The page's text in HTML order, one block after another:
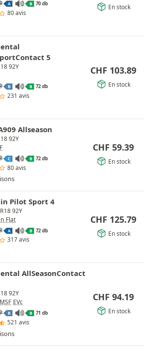
A B 70 db
80 avis
En stock
5
92Y
B B 72 db
231 avis
CHF 103.89
En stock
Allseason
92Y
C B 72 db
80 avis
CHF 59.39
En stock
Pilot Sport 4
92Y
Flat
A B 72 db
317 avis
CHF 125.79
En stock
AllSeasonContact
92Y
EVc
B B 71 db
521 avis
CHF 94.19
En stock